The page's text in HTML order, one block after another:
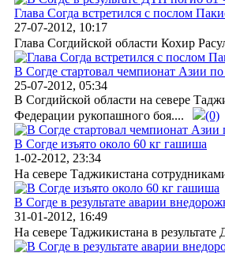
Глава Согда встретился с послом
27-07-2012, 10:17
Глава Согдийской области Кохир
В Согде стартовал чемпионат Азии
25-07-2012, 05:34
В Согдийской области на севере
Федерации рукопашного боя....
(0)
В Согде изъято около 60 кг гашиша
1-02-2012, 23:34
На севере Таджикистана
В Согде в результате аварии
31-01-2012, 16:49
На севере Таджикистана в